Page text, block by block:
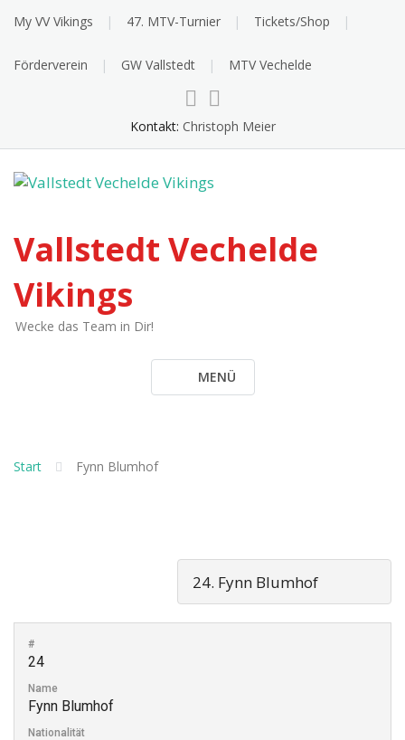
My VV Vikings 47. MTV-Turnier Tickets/Shop
Förderverein GW Vallstedt MTV Vechelde
Kontakt: Christoph Meier
Vallstedt Vechelde
Vikings
Wecke das Team in Dir!
MENÜ
Start Fynn Blumhof
#
24
Name
Fynn Blumhof
Nationalität